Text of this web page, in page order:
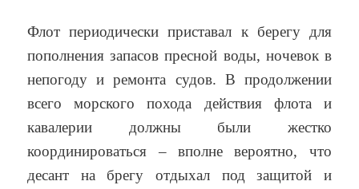
Флот периодически приставал к берегу для
пополнения запасов пресной воды, ночевок в
непогоду и ремонта судов. В продолжении
всего морского похода действия флота и
кавалерии должны были жестко
координироваться – вполне вероятно, что
десант на брегу отдыхал под защитой и